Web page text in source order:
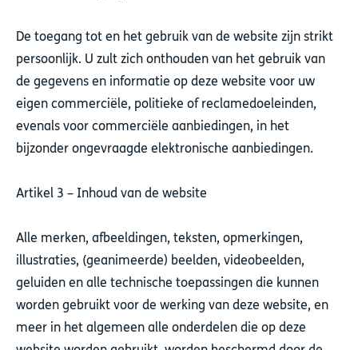
De toegang tot en het gebruik van de website zijn strikt
persoonlijk. U zult zich onthouden van het gebruik van
de gegevens en informatie op deze website voor uw
eigen commerciële, politieke of reclamedoeleinden,
evenals voor commerciële aanbiedingen, in het
bijzonder ongevraagde elektronische aanbiedingen.
Artikel 3 – Inhoud van de website
Alle merken, afbeeldingen, teksten, opmerkingen,
illustraties, (geanimeerde) beelden, videobeelden,
geluiden en alle technische toepassingen die kunnen
worden gebruikt voor de werking van deze website, en
meer in het algemeen alle onderdelen die op deze